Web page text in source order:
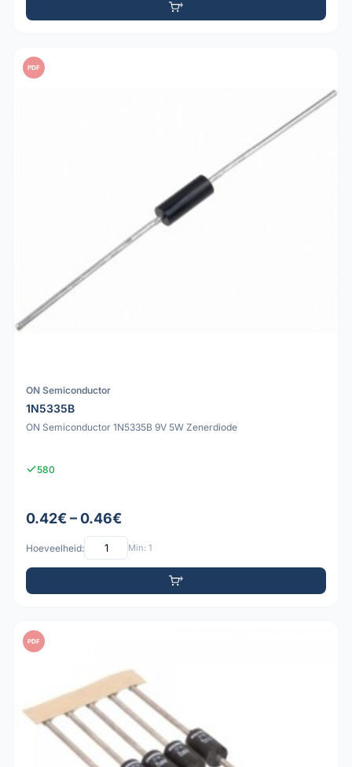
PDF
ON Semiconductor
1N5335B
ON Semiconductor 1N5335B 9V 5W Zenerdiode
580
0.42€ – 0.46€
Hoeveelheid: Min: 1
PDF